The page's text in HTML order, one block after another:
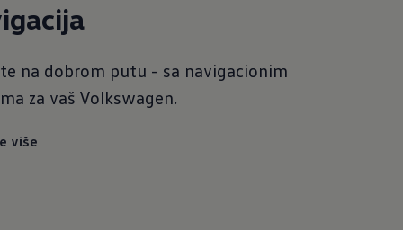
na dobrom putu - sa navigacionim
za vaš Volkswagen.
više